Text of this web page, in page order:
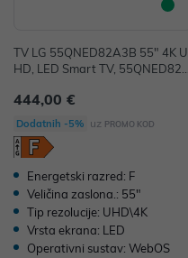
TV LG 55QNED82A3B 55" 4K U
HD, LED Smart TV, 55QNED82A
444,00 €
Dodatnih -5% uz PROMO KOD
Energetski razred: F
Veličina zaslona.: 55"
Tip rezolucije: UHD\4K
Vrsta ekrana: LED
Operativni sustav: WebOS